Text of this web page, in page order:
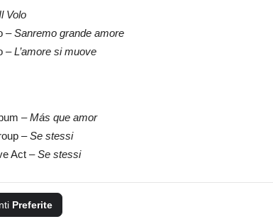
Volo
–Sanremo grande amore
–L’amore si muove
–Más que amor
–Se stessi
Act –Se stessi
Preferite